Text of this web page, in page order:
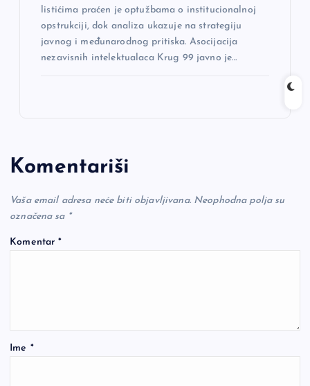
listićima praćen je optužbama o institucionalnoj
opstrukciji, dok analiza ukazuje na strategiju
javnog i međunarodnog pritiska. Asocijacija
nezavisnih intelektualaca Krug 99 javno je…
Komentariši
Vaša email adresa neće biti objavljivana. Neophodna polja su
označena sa *
Komentar*
Ime *